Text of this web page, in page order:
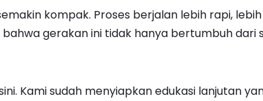
kompak. Proses berjalan lebih rapi,
gerakan ini tidak hanya bertumbuh dari
Kami sudah menyiapkan edukasi lanjutan